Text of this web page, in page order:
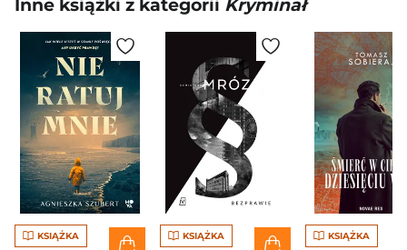
Inne książki z kategorii Kryminał
KSIĄŻKA KSIĄŻKA KSIĄŻKA